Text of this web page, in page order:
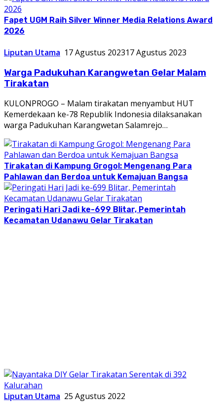
Fapet UGM Raih Silver Winner Media Relations Award
2026
Liputan Utama 17 Agustus 202317 Agustus 2023
Warga Padukuhan Karangwetan Gelar Malam
Tirakatan
KULONPROGO – Malam tirakatan menyambut HUT
Kemerdekaan ke-78 Republik Indonesia dilaksanakan
warga Padukuhan Karangwetan Salamrejo…
Tirakatan di Kampung Grogol: Mengenang Para
Pahlawan dan Berdoa untuk Kemajuan Bangsa
Peringati Hari Jadi ke-699 Blitar, Pemerintah
Kecamatan Udanawu Gelar Tirakatan
Liputan Utama 25 Agustus 2022